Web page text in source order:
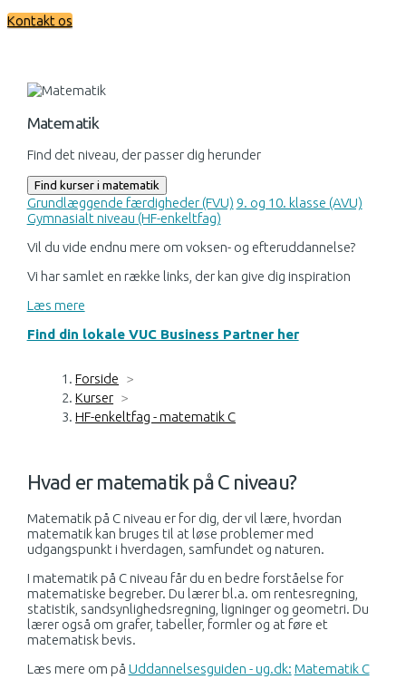
Kontakt os
Matematik
Find det niveau, der passer dig herunder
Find kurser i matematik
Grundlæggende færdigheder (FVU) 9. og 10. klasse (AVU)
Gymnasialt niveau (HF-enkeltfag)
Vil du vide endnu mere om voksen- og efteruddannelse?
Vi har samlet en række links, der kan give dig inspiration
Læs mere
Find din lokale VUC Business Partner her
Forside >
Kurser >
HF-enkeltfag - matematik C
Hvad er matematik på C niveau?
Matematik på C niveau er for dig, der vil lære, hvordan
matematik kan bruges til at løse problemer med
udgangspunkt i hverdagen, samfundet og naturen.
I matematik på C niveau får du en bedre forståelse for
matematiske begreber. Du lærer bl.a. om rentesregning,
statistik, sandsynlighedsregning, ligninger og geometri. Du
lærer også om grafer, tabeller, formler og at føre et
matematisk bevis.
Læs mere om på Uddannelsesguiden - ug.dk: Matematik C